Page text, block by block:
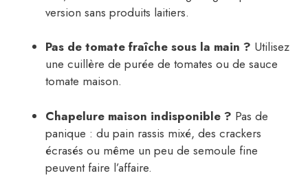
version sans produits laitiers.
Pas de tomate fraîche sous la main ? Utilisez
une cuillère de purée de tomates ou de sauce
tomate maison.
Chapelure maison indisponible ? Pas de
panique : du pain rassis mixé, des crackers
écrasés ou même un peu de semoule fine
peuvent faire l’affaire.